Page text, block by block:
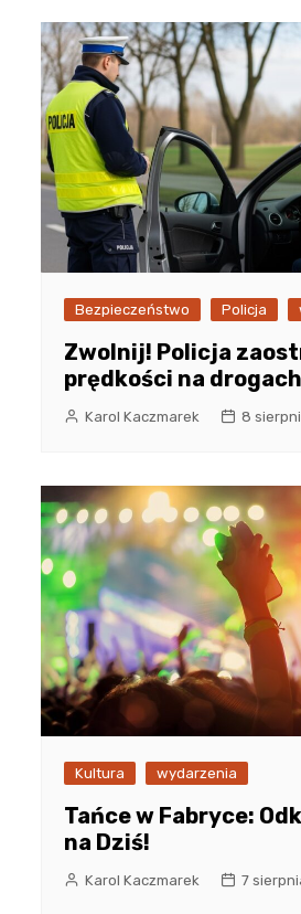
Bezpieczeństwo Policja
Zwolnij! Policja
prędkości na
Karol Kaczmarek 8
Kultura wydarzenia
Tańce w Fabryce:
na Dziś!
Karol Kaczmarek 7